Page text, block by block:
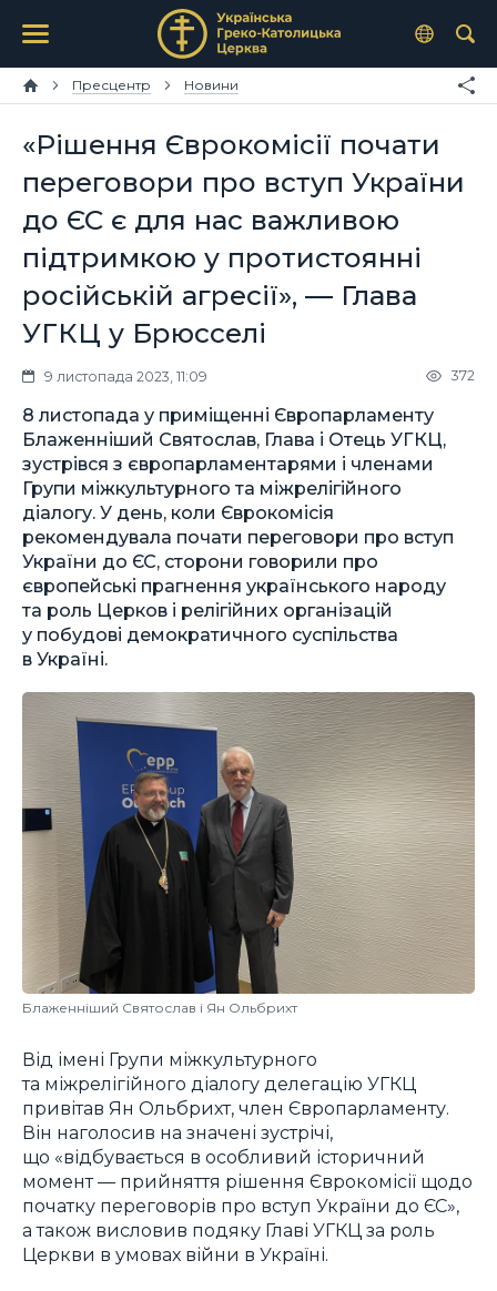
Пресцентр Новини
«Рішення Єврокомісії почати
переговори про вступ України
до ЄС є для нас важливою
підтримкою у протистоянні
російській агресії», — Глава
УГКЦ у Брюсселі
9 листопада 2023, 11:09 372
8 листопада у приміщенні Європарламенту
Блаженніший Святослав, Глава і Отець УГКЦ,
зустрівся з європарламентарями і членами
Групи міжкультурного та міжрелігійного
діалогу. У день, коли Єврокомісія
рекомендувала почати переговори про вступ
України до ЄС, сторони говорили про
європейські прагнення українського народу
та роль Церков і релігійних організацій
у побудові демократичного суспільства
в Україні.
Блаженніший Святослав і Ян Ольбрихт
Від імені Групи міжкультурного
та міжрелігійного діалогу делегацію УГКЦ
привітав Ян Ольбрихт, член Європарламенту.
Він наголосив на значені зустрічі,
що «відбувається в особливий історичний
момент — прийняття рішення Єврокомісії щодо
початку переговорів про вступ України до ЄС»,
а також висловив подяку Главі УГКЦ за роль
Церкви в умовах війни в Україні.